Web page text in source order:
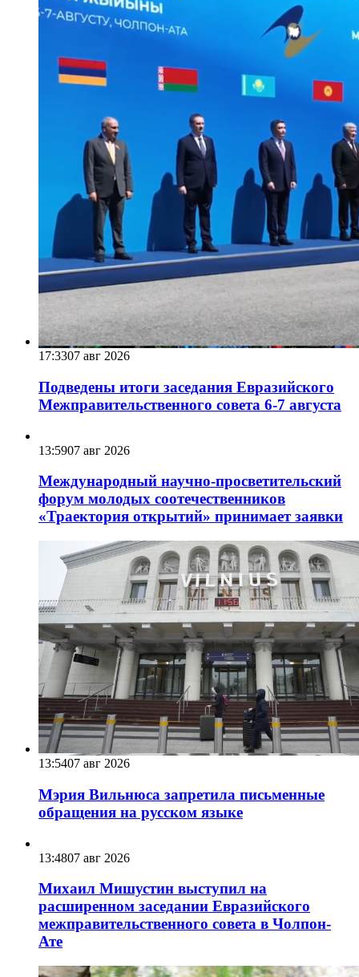
17:3307 авг 2026
Подведены итоги заседания Евразийского
Межправительственного совета 6-7 августа
13:5907 авг 2026
Международный научно-просветительский
форум молодых соотечественников
«Траектория открытий» принимает заявки
13:5407 авг 2026
Мэрия Вильнюса запретила письменные
обращения на русском языке
13:4807 авг 2026
Михаил Мишустин выступил на
расширенном заседании Евразийского
межправительственного совета в Чолпон-
Ате